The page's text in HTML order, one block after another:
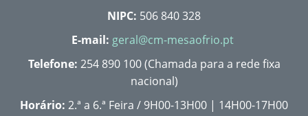
NIPC: 506 840 328
E-mail: geral@cm-mesaofrio.pt
Telefone: 254 890 100 (Chamada para a rede fixa
nacional)
Horário: 2.ª a 6.ª Feira / 9H00-13H00 | 14H00-17H00